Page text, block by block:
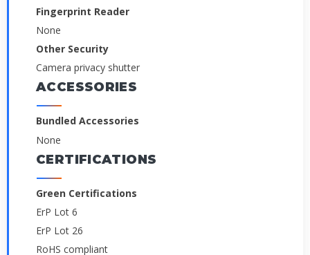
Fingerprint Reader
None
Other Security
Camera privacy shutter
ACCESSORIES
Bundled Accessories
None
CERTIFICATIONS
Green Certifications
ErP Lot 6
ErP Lot 26
RoHS compliant